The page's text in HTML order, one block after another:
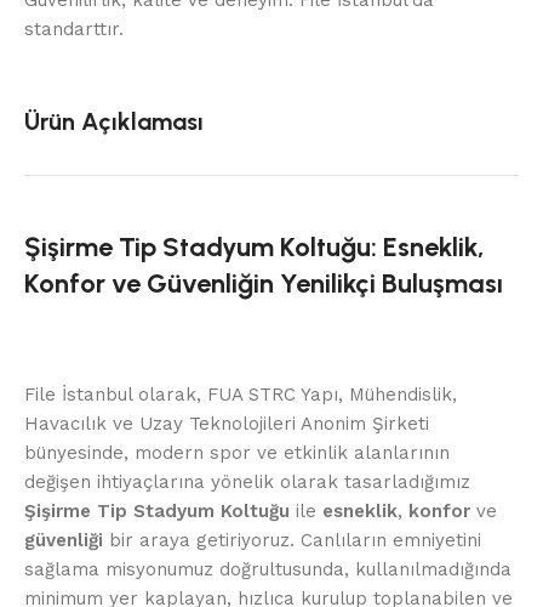
standarttır.
Ürün Açıklaması
Şişirme Tip Stadyum Koltuğu: Esneklik,
Konfor ve Güvenliğin Yenilikçi Buluşması
File İstanbul olarak, FUA STRC Yapı, Mühendislik,
Havacılık ve Uzay Teknolojileri Anonim Şirketi
bünyesinde, modern spor ve etkinlik alanlarının
değişen ihtiyaçlarına yönelik olarak tasarladığımız
Şişirme Tip Stadyum Koltuğu ile esneklik, konfor ve
güvenliği bir araya getiriyoruz. Canlıların emniyetini
sağlama misyonumuz doğrultusunda, kullanılmadığında
minimum yer kaplayan, hızlıca kurulup toplanabilen ve